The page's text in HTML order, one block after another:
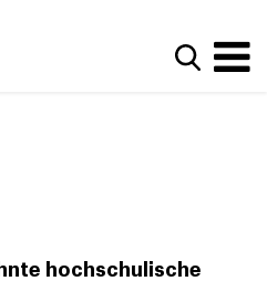
Suche
hochschulische